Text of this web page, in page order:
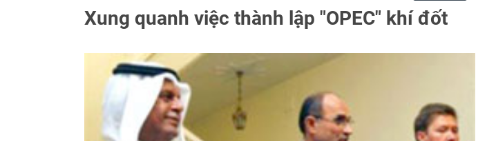
Xung quanh việc thành lập "OPEC" khí đốt